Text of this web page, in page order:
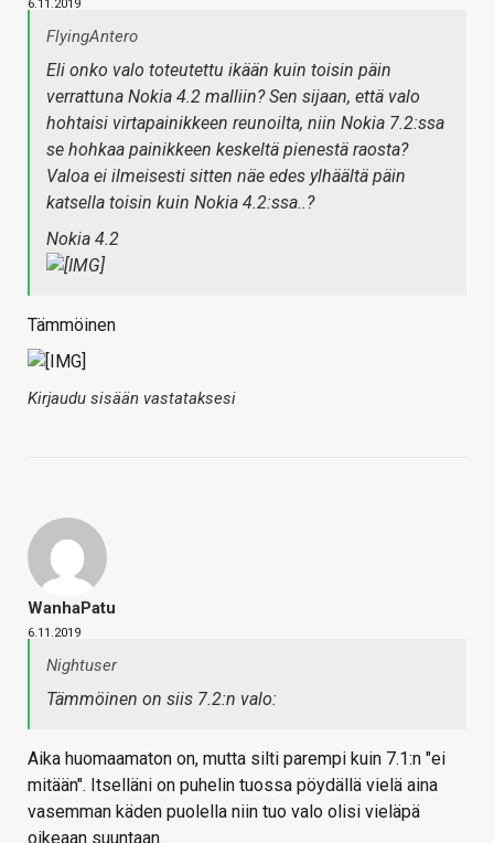
6.11.2019
FlyingAntero
Eli onko valo toteutettu ikään kuin toisin päin
verrattuna Nokia 4.2 malliin? Sen sijaan, että valo
hohtaisi virtapainikkeen reunoilta, niin Nokia 7.2:ssa
se hohkaa painikkeen keskeltä pienestä raosta?
Valoa ei ilmeisesti sitten näe edes ylhäältä päin
katsella toisin kuin Nokia 4.2:ssa..?
Nokia 4.2
Tämmöinen
Kirjaudu sisään vastataksesi
WanhaPatu
6.11.2019
Nightuser
Tämmöinen on siis 7.2:n valo:
Aika huomaamaton on, mutta silti parempi kuin 7.1:n "ei
mitään". Itselläni on puhelin tuossa pöydällä vielä aina
vasemman käden puolella niin tuo valo olisi vieläpä
oikeaan suuntaan.